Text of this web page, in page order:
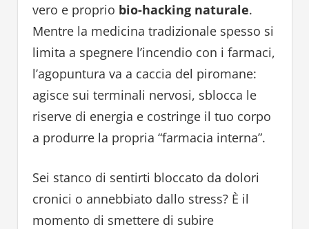
vero e proprio bio-hacking naturale.
Mentre la medicina tradizionale spesso si
limita a spegnere l’incendio con i farmaci,
l’agopuntura va a caccia del piromane:
agisce sui terminali nervosi, sblocca le
riserve di energia e costringe il tuo corpo
a produrre la propria “farmacia interna”.
Sei stanco di sentirti bloccato da dolori
cronici o annebbiato dallo stress? È il
momento di smettere di subire